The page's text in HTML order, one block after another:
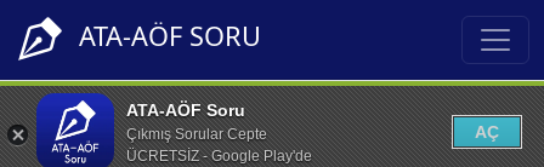
ATA-AÖF SORU
ATA-AÖF Soru
Çıkmış Sorular Cepte
ÜCRETSİZ - Google Play'de
AÇ